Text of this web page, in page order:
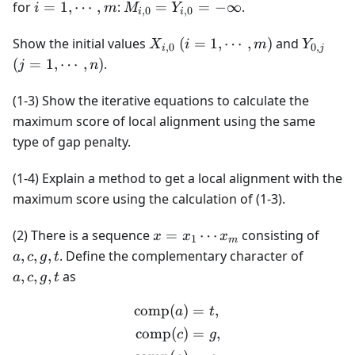
n
X_{0,j}
\infty
fori = 1,
m
i = 1, ⋯ , m: M_{i,0}
Y_{i,0}
Mi,0 = Yi,0 = −∞.
Show the initial values X_{i,0}
Xi,0 (i = 1,
(i = 1, ⋯ , m) andY_{0,j}
Y0,j
(j = 1, ⋯ , n).
(1-3) Show the iterative equations to calculate the
maximum score of local alignment using the same
type of gap penalty.
(1-4) Explain a method to get a local alignment with the
maximum score using the calculation of (1-3).
(2) There is a sequence x =
x_1
\cdots
x = x1 ⋯ xm consisting of
a, c, g, t. Define the complementary character of
a, c, g, t as
\begin{align*}
comp(a)
comp(c)
= t,
= g,